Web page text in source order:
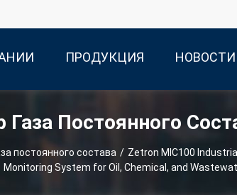
ПРОДУКЦИЯ НОВОСТИ
Газа Постоянного
постоянного состава / Zetron MIC100
Monitoring System for Oil, Chemical, and